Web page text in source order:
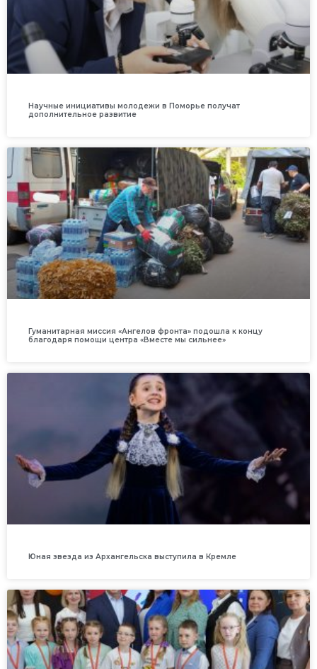
Научные инициативы молодежи в Поморье получат
дополнительное развитие
Гуманитарная миссия «Ангелов фронта» подошла к концу
благодаря помощи центра «Вместе мы сильнее»
Юная звезда из Архангельска выступила в Кремле